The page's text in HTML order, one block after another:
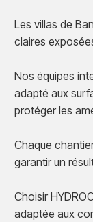
Les villas de
claires
Nos équipes
adapté aux
protéger les
Chaque
garantir un
Choisir
adaptée aux